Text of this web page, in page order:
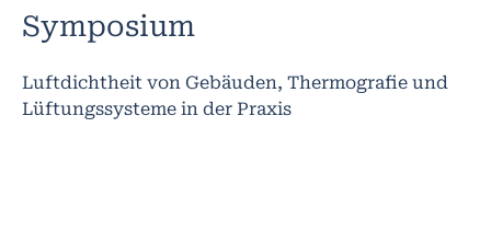
Symposium
Luftdichtheit von Gebäuden, Thermografie und
Lüftungssysteme in der Praxis